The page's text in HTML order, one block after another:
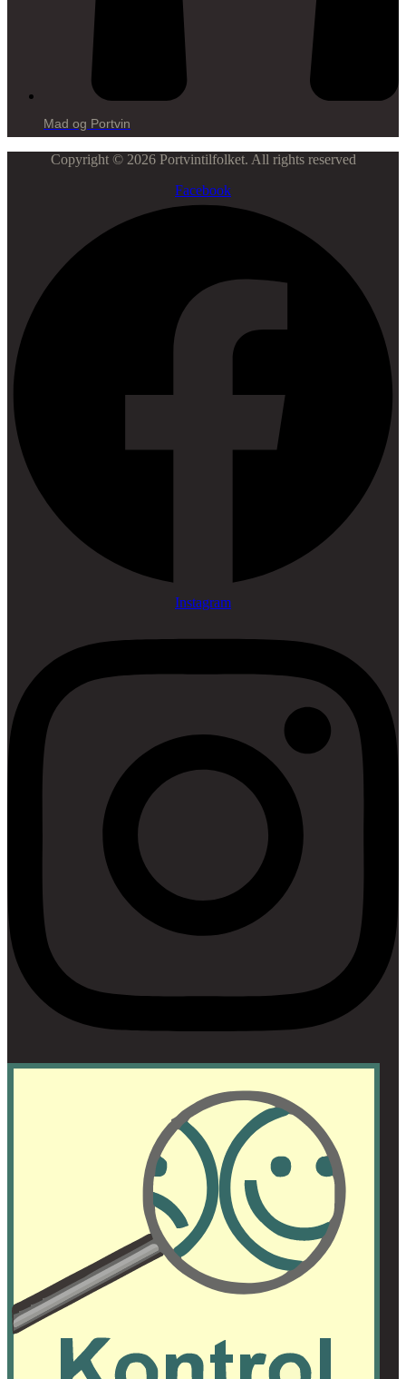
Mad og Portvin
Copyright © 2026 Portvintilfolket. All rights reserved
Facebook
Instagram